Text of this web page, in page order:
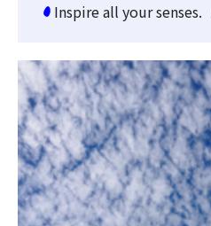
Inspire all your senses.